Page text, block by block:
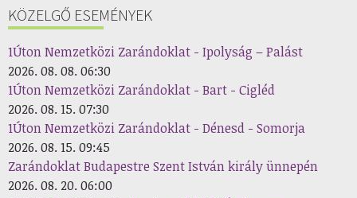
KÖZELGŐ ESEMÉNYEK
1Úton Nemzetközi Zarándoklat - Ipolyság – Palást
2026. 08. 08. 06:30
1Úton Nemzetközi Zarándoklat - Bart - Cigléd
2026. 08. 15. 07:30
1Úton Nemzetközi Zarándoklat - Dénesd - Somorja
2026. 08. 15. 09:45
Zarándoklat Budapestre Szent István király ünnepén
2026. 08. 20. 06:00